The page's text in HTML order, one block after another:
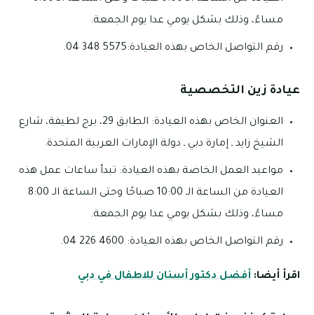
مساءً، وذلك بشكل يومي عدا يوم الجمعة.
رقم التواصل الخاص بهذه العيادة:5575 348 04.
عيادة زين التخصصية
العنوان الخاص بهذه العيادة: الطابق 29، برج لطيفة، شارع
الشيخ زايد ـ إمارة دبي ـ دولة الإمارات العربية المتحدة.
مواعيد العمل الخاصة بهذه العيادة: تبدأ ساعات عمل هذه
العيادة من الساعة الـ 10:00 صباحًا وحتى الساعة الـ 8:00
مساءً، وذلك بشكل يومي عدا يوم الجمعة.
رقم التواصل الخاص بهذه العيادة: 4600 226 04.
اقرأ أيضا: أفضل دكتور أسنان للاطفال في دبي